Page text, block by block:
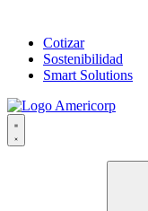
Cotizar
Sostenibilidad
Smart Solutions